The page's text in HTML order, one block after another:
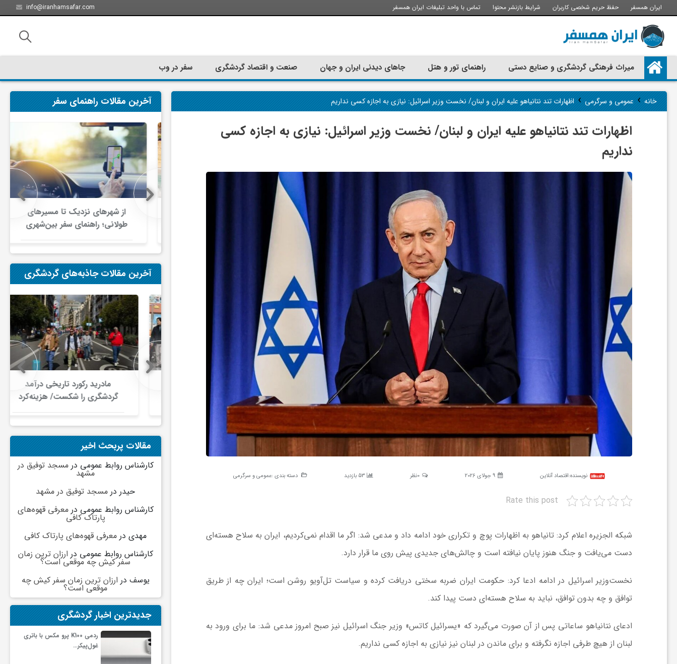
ایران همسفر حفظ حریم شخصی کاربران شرایط بازنشر محتوا تماس با واحد تبلیغات ایران همسفر info@iranhamsafar.com
م
ی
میراث فرهنگی گردشگری و صنایع دستی راهنمای تور و هتل جاهای دیدنی ایران و جهان صنعت و اقتصاد گردشگری سفر در وب
خانه›عمومی و سرگرمی›اظهارات تند نتانیاهو علیه ایران و لبنان/ نخست وزیر اسرائیل: نیازی به اجازه کسی نداریم
اظهارات تند نتانیاهو علیه ایران و لبنان/ نخست وزیر اسرائیل: نیازی به اجازه کسی
نداریم
نویسنده:اقتصاد آنلاین 9 جولای 2026 0نظر 53 بازدید دسته بندی :عمومی و سرگرمی
Rate this post
شبکه الجزیره اعلام کرد: تانیاهو به اظهارات پوچ و تکراری خود ادامه داد و مدعی شد: اگر ما اقدام نمی‌کردیم، ایران به سلاح هسته‌ای
دست می‌یافت و جنگ هنوز پایان نیافته است و چالش‌های جدیدی پیش روی ما قرار دارد.
نخست‌وزیر اسرائیل در ادامه ادعا کرد: حکومت ایران ضربه سختی دریافت کرده و سیاست تل‌آویو روشن است؛ ایران چه از طریق
توافق و چه بدون توافق، نباید به سلاح هسته‌ای دست پیدا کند.
ادعای نتانیاهو ساعاتی پس از آن صورت می‌گیرد که «یسرائیل کاتس» وزیر جنگ اسرائیل نیز صبح امروز مدعی شد: ما برای ورود به
لبنان از هیچ طرفی اجازه نگرفته و برای ماندن در لبنان نیز نیازی به اجازه کسی نداریم.
آخرین مقالات راهنمای سفر
تجربه سفر با اتوبوس به استانبول؛
راهنمای سفرکامل
ارزان ترین زمان سفر کیش چه
از شهرهای نزدیک تا مسیرهای
طولانی؛ راهنمای سفر بین‌شهری
در ایران
آخرین مقالات جاذبه‌های گردشگری
مسجد توفیق در مشهد
سرمایه‌گذاری جهانی در گردشگری
از مرز یک تریلیون دلار گذشت/
WTTC: آینده صنعت سفر با
شتاب سرمایه‌گذاری جهانی
تضمین می‌شود
مادرید رکورد تاریخی درآمد
گردشگری را شکست/ هزینه‌کرد
گردشگران خارجی از ۱۰ میلیارد
مقالات پربحث اخیر
کارشناس روابط عمومی درمسجد توفیق در
مشهد
حیدردر مسجد توفیق در مشهد
کارشناس روابط عمومی درمعرفی قهوه‌های
پارتاک کافی
مهدیدر معرفی قهوه‌های پارتاک کافی
کارشناس روابط عمومی در ارزان ترین زمان
سفر کیش چه موقعی است؟
یوسف در ارزان ترین زمان سفر کیش چه
موقعی است؟
جدیدترین اخبار گردشگری
ردمی K100 پرو مکس با باتری
غول‌پیکر…